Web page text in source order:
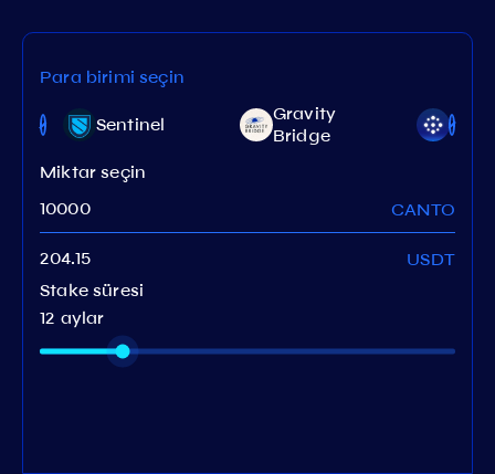
Para birimi seçin
Sentinel
Gravity
Bridge
Lum
Miktar seçin
CANTO
USDT
Stake süresi
12 aylar